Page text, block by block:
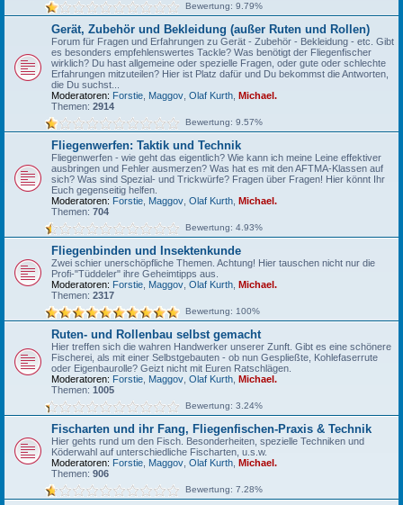
Bewertung: 9.79%
Gerät, Zubehör und Bekleidung (außer Ruten und Rollen)
Forum für Fragen und Erfahrungen zu Gerät - Zubehör - Bekleidung - etc. Gibt
es besonders empfehlenswertes Tackle? Was benötigt der Fliegenfischer
wirklich? Du hast allgemeine oder spezielle Fragen, oder gute oder schlechte
Erfahrungen mitzuteilen? Hier ist Platz dafür und Du bekommst die Antworten,
die Du suchst...
Moderatoren: Forstie Maggov Olaf Kurth
Michael.
Themen: 2914
Bewertung: 9.57%
Fliegenwerfen: Taktik und Technik
Fliegenwerfen - wie geht das eigentlich? Wie kann ich meine Leine effektiver
ausbringen und Fehler ausmerzen? Was hat es mit den AFTMA-Klassen auf
sich? Was sind Spezial- und Trickwürfe? Fragen über Fragen! Hier könnt Ihr
Euch gegenseitig helfen.
Moderatoren: Forstie Maggov Olaf Kurth
Michael.
Themen: 704
Bewertung: 4.93%
Fliegenbinden und Insektenkunde
Zwei schier unerschöpfliche Themen. Achtung! Hier tauschen nicht nur die
Profi-"Tüddeler" ihre Geheimtipps aus.
Moderatoren: Forstie Maggov Olaf Kurth
Michael.
Themen: 2317
Bewertung: 100%
Ruten- und Rollenbau selbst gemacht
Hier treffen sich die wahren Handwerker unserer Zunft. Gibt es eine schönere
Fischerei, als mit einer Selbstgebauten - ob nun Gespließte, Kohlefaserrute
oder Eigenbaurolle? Geizt nicht mit Euren Ratschlägen.
Moderatoren: Forstie Maggov Olaf Kurth
Michael.
Themen: 1005
Bewertung: 3.24%
Fischarten und ihr Fang, Fliegenfischen-Praxis & Technik
Hier gehts rund um den Fisch. Besonderheiten, spezielle Techniken und
Köderwahl auf unterschiedliche Fischarten, u.s.w.
Moderatoren: Forstie Maggov Olaf Kurth
Michael.
Themen: 906
Bewertung: 7.28%